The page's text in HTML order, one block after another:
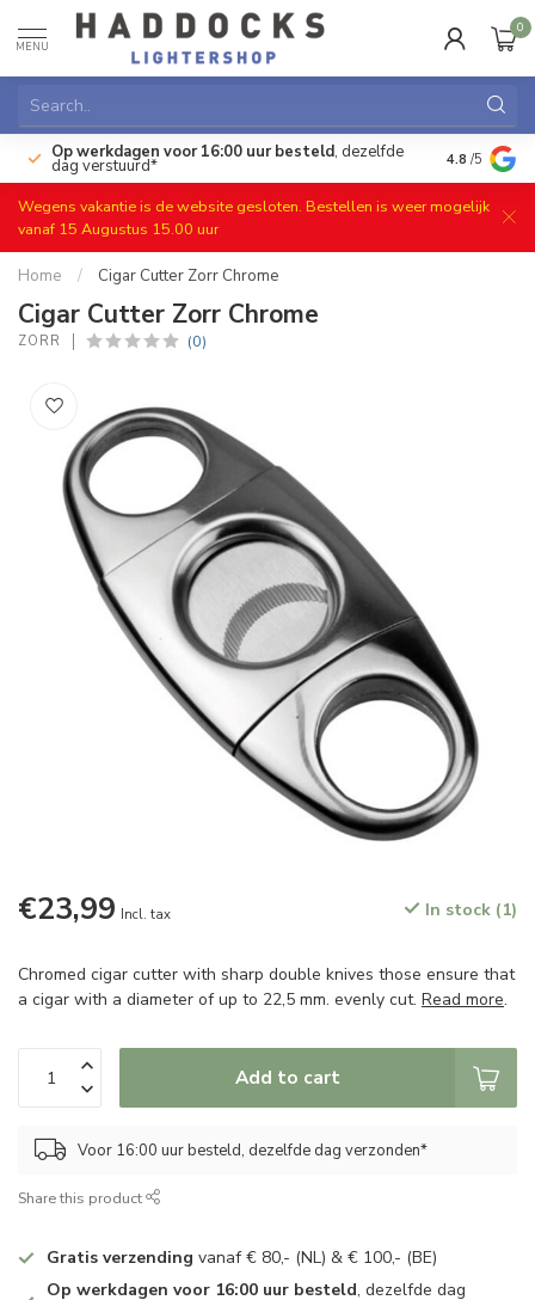
MENU
0
Op werkdagen voor 16:00 uur besteld, dezelfde
dag verstuurd* Gratis
4.8 /5
Wegens vakantie is de website gesloten. Bestellen is weer mogelijk
vanaf 15 Augustus 15.00 uur
Home / Cigar Cutter Zorr Chrome
Cigar Cutter Zorr Chrome
ZORR (0)
€23,99 Incl. tax In stock (1)
Chromed cigar cutter with sharp double knives those ensure that
a cigar with a diameter of up to 22,5 mm. evenly cut. Read more.
Add to cart
Voor 16:00 uur besteld, dezelfde dag verzonden*
Share this product
Gratis verzending vanaf € 80,- (NL) & € 100,- (BE)
Op werkdagen voor 16:00 uur besteld, dezelfde dag